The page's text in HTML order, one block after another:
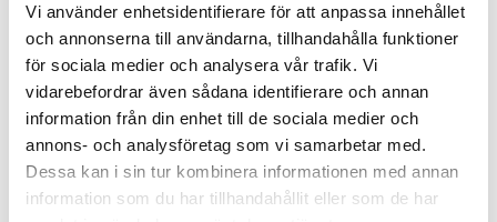
Vi använder enhetsidentifierare för att anpassa innehållet
och annonserna till användarna, tillhandahålla funktioner
för sociala medier och analysera vår trafik. Vi
vidarebefordrar även sådana identifierare och annan
information från din enhet till de sociala medier och
annons- och analysföretag som vi samarbetar med.
Dessa kan i sin tur kombinera informationen med annan
information som du har tillhandahållit eller som de har
Mer om produkten
Lindbys Milenka bordslampa kombinerar en
elegant grön lampskärm med en sofistikerad
mässingsstång för att skapa en tidlös design. Den
gröna skärmen reflekterar ljuset nedåt vilket ger
ett effektivt läsljus samtidigt som den indirekta
belysningen bidrar till en behaglig atmosfär i